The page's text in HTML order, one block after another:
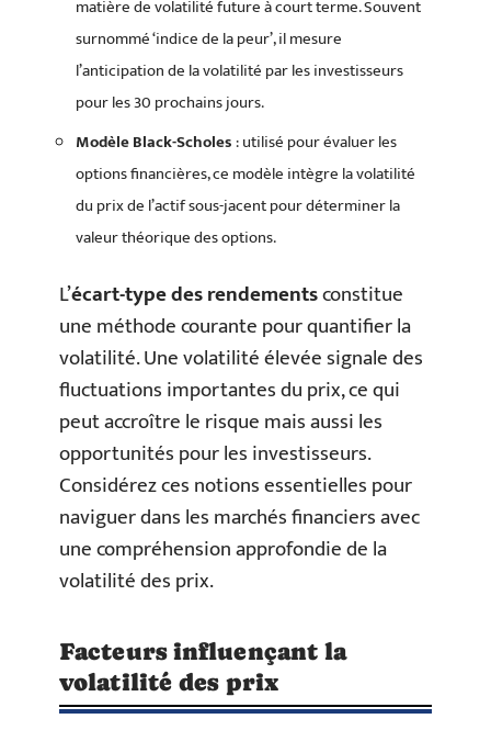
matière de volatilité future à court terme. Souvent
surnommé ‘indice de la peur’, il mesure
l’anticipation de la volatilité par les investisseurs
pour les 30 prochains jours.
Modèle Black-Scholes: utilisé pour évaluer les
options financières, ce modèle intègre la volatilité
du prix de l’actif sous-jacent pour déterminer la
valeur théorique des options.
L’écart-type des rendementsconstitue
une méthode courante pour quantifier la
volatilité. Une volatilité élevée signale des
fluctuations importantes du prix, ce qui
peut accroître le risque mais aussi les
opportunités pour les investisseurs.
Considérez ces notions essentielles pour
naviguer dans les marchés financiers avec
une compréhension approfondie de la
volatilité des prix.
Facteurs influençant la
volatilité des prix